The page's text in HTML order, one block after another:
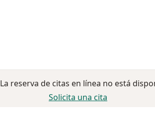
La reserva de citas en línea no está
Solicita una cita